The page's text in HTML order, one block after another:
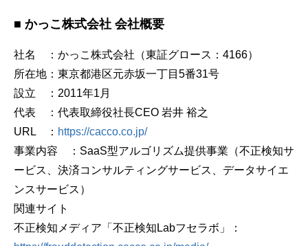
■ かっこ株式会社 会社概要
社名 ：かっこ株式会社（東証グロース：4166）
所在地：東京都港区元赤坂一丁目5番31号
設立 ：2011年1月
代表 ：代表取締役社長CEO 岩井 裕之
URL ： https://cacco.co.jp/
事業内容 ：SaaS型アルゴリズム提供事業（不正検知サ
ービス、決済コンサルティングサービス、データサイエ
ンスサービス）
関連サイト
不正検知メディア「不正検知Labフセラボ」：